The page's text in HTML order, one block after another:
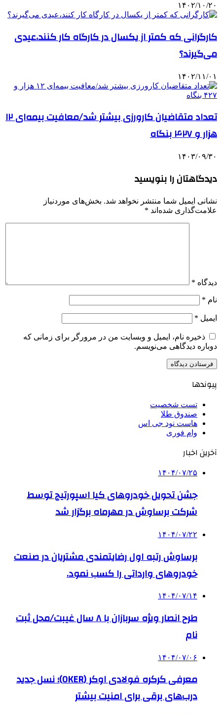
۱۴۰۲/۱۰/۲۰
کارگرانی که کمتر از یکسال در کارگاه کار کنند،عیدی
می‌گیرند؟
۱۴۰۲/۱۱/۰۱
تعداد متقاضیان کارورزی بیشتر شد/معافیت بیمه‌ای ۱۲
هزار و ۴۲۷ بنگاه
۱۴۰۳/۰۹/۳۰
دیدگاهتان را بنویسید
نشانی ایمیل شما منتشر نخواهد شد. بخش‌های موردنیاز
علامت‌گذاری شده‌اند *
دیدگاه *
نام *
ایمیل *
ذخیره نام، ایمیل و وبسایت من در مرورگر برای زمانی که
دوباره دیدگاهی می‌نویسم.
پیوندها
تست شخصیت
صندوق طلا
هاست نود جی اس
وام فوری
آخرین اخبار
۱۴۰۴/۰۷/۲۵
جشن تحویل خودروهای کیا اسپورتیج توسط
شرکت برساوش در مهرماه برگزار شد
۱۴۰۴/۰۷/۲۲
برساوش رتبه اول رضایتمندی مشتریان در صنعت
خودروهای وارداتی را کسب نمود.
۱۴۰۴/۰۷/۱۴
طرح انصار ویژه سربازان با ۸ سال غیبت/محل ثبت
نام
۱۴۰۴/۰۷/۰۶
معرفی کرکره فولادی اوکر (OKER)؛ نسل جدید
درب‌های برقی برای امنیت بیشتر